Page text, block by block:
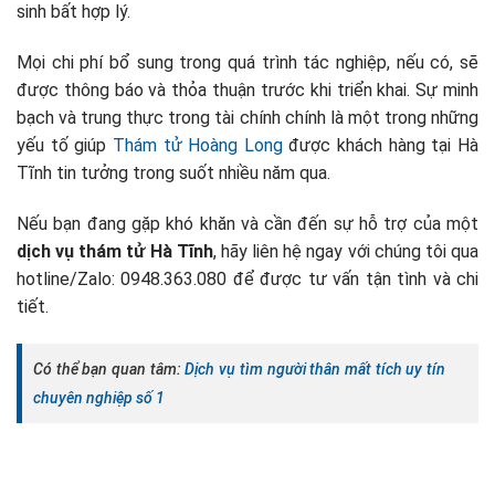
sinh bất hợp lý.
Mọi chi phí bổ sung trong quá trình tác nghiệp, nếu có, sẽ
được thông báo và thỏa thuận trước khi triển khai. Sự minh
bạch và trung thực trong tài chính chính là một trong những
yếu tố giúp Thám tử Hoàng Longđược khách hàng tại Hà
Tĩnh tin tưởng trong suốt nhiều năm qua.
Nếu bạn đang gặp khó khăn và cần đến sự hỗ trợ của một
dịch vụ thám tử Hà Tĩnh, hãy liên hệ ngay với chúng tôi qua
hotline/Zalo: 0948.363.080 để được tư vấn tận tình và chi
tiết.
Có thể bạn quan tâm:Dịch vụ tìm người thân mất tích uy tín
chuyên nghiệp số 1